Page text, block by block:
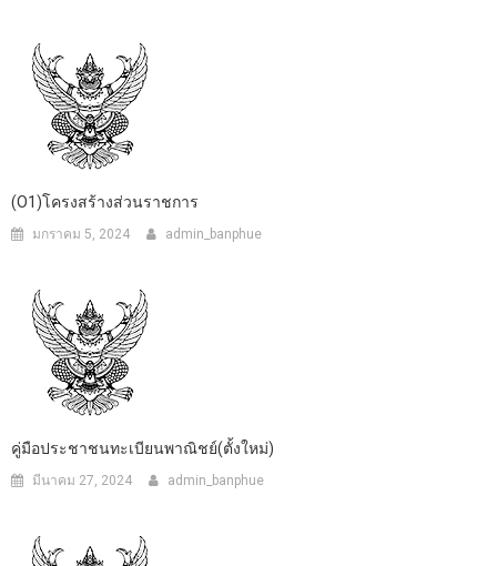
(O1)โครงสร้างส่วนราชการ
มกราคม 5, 2024 admin_banphue
คู่มือประชาชนทะเบียนพาณิชย์(ตั้งใหม่)
มีนาคม 27, 2024 admin_banphue